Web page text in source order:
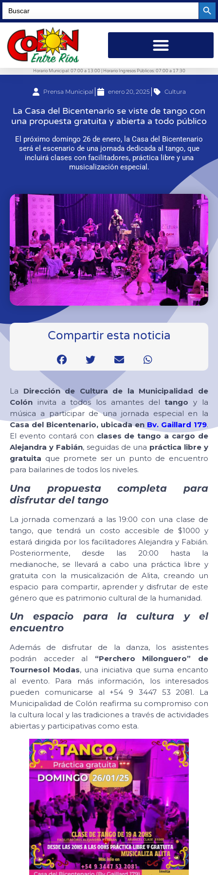
Search
for:
Horario Municipal: 07:00 a 13:00 | Horario Ingresos Públicos: 07:00 a 17:30
Prensa Municipal enero 20, 2025 Cultura
La Casa del Bicentenario se viste de tango con
una propuesta gratuita y abierta a todo público
El próximo domingo 26 de enero, la Casa del Bicentenario
será el escenario de una jornada dedicada al tango, que
incluirá clases con facilitadores, práctica libre y una
musicalización especial.
Compartir esta noticia
La Dirección de Cultura de la Municipalidad de
Colón invita a todos los amantes deltangoy la
música a participar de una jornada especial en la
Casa del Bicentenario, ubicada en Bv. Gaillard 179.
El evento contará con clases de tango a cargo de
Alejandra y Fabián, seguidas de una práctica libre y
gratuita que promete ser un punto de encuentro
para bailarines de todos los niveles.
Una propuesta completa para
disfrutar del tango
La jornada comenzará a las 19:00 con una clase de
tango, que tendrá un costo accesible de $1000 y
estará dirigida por los facilitadores Alejandra y Fabián.
Posteriormente, desde las 20:00 hasta la
medianoche, se llevará a cabo una práctica libre y
gratuita con la musicalización de Alita, creando un
espacio para compartir, aprender y disfrutar de este
género que es patrimonio cultural de la humanidad.
Un espacio para la cultura y el
encuentro
Además de disfrutar de la danza, los asistentes
podrán acceder al “Perchero Milonguero” de
Tournesol Modas, una iniciativa que suma encanto
al evento. Para más información, los interesados
pueden comunicarse al +54 9 3447 53 2081. La
Municipalidad de Colón reafirma su compromiso con
la cultura local y las tradiciones a través de actividades
abiertas y participativas como esta.